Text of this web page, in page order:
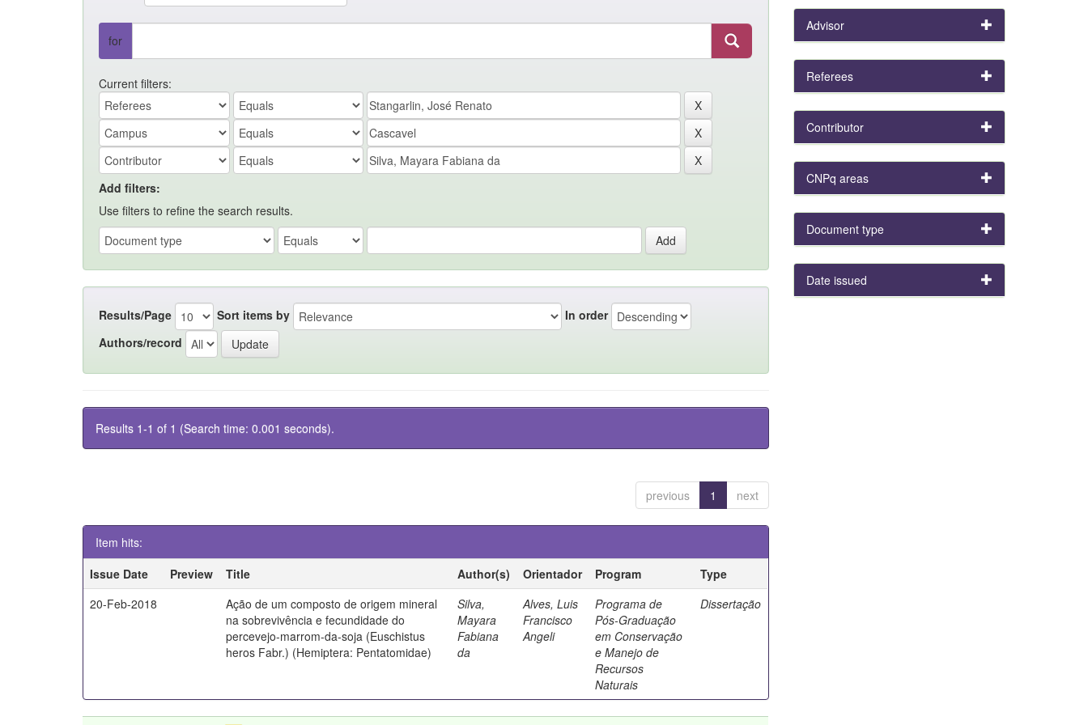
for
Current filters:
Add filters:
Use filters to refine the search results.
Results/Page Sort items by
In order
Authors/record
Results 1-1 of 1 (Search time: 0.001 seconds).
previous 1 next
Item hits:
Issue Date
Preview Title Author(s) Orientador Program
Type
20-Feb-2018
Ação de um composto de origem mineral
na sobrevivência e fecundidade do
percevejo-marrom-da-soja (Euschistus
heros Fabr.) (Hemiptera: Pentatomidae)
Silva,
Mayara
Fabiana
da
Alves, Luis
Francisco
Angeli
Programa de
Pós-Graduação
em Conservação
e Manejo de
Recursos
Naturais
Dissertação
Advisor
Referees
Contributor
CNPq areas
Document type
Date issued